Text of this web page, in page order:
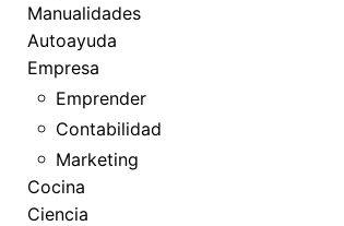
Manualidades
Autoayuda
Empresa
Emprender
Contabilidad
Marketing
Cocina
Ciencia